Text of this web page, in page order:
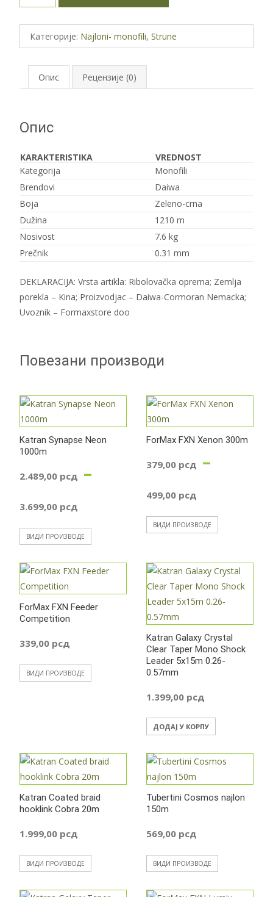
Duo
Carp
0.31mm
количина
Категорије: Najloni- monofili, Strune
Опис Рецензије (0)
Опис
KARAKTERISTIKA
VREDNOST
Kategorija
Monofili
Brendovi
Daiwa
Boja
Zeleno-crna
Dužina
1210 m
Nosivost
7.6 kg
Prečnik
0.31 mm
DEKLARACIJA: Vrsta artikla: Ribolovačka oprema; Zemlja
porekla – Kina; Proizvodjac – Daiwa-Cormoran Nemacka;
Uvoznik – Formaxstore doo
Повезани производи
Katran Synapse Neon
1000m
2.489,00 рсд –
3.699,00 рсд
цена:
од
2.489,00 рсд
3.699,00 рсд
ВИДИ ПРОИЗВОДЕ
ForMax FXN Xenon 300m
379,00 рсд –
499,00 рсд
цена:
379,00
499,00
ВИДИ ПРОИЗВОДЕ
ForMax FXN Feeder
Competition
339,00 рсд
ВИДИ ПРОИЗВОДЕ
Katran Galaxy Crystal
Clear Taper Mono Shock
Leader 5x15m 0.26-
0.57mm
1.399,00 рсд
ДОДАЈ У КОРПУ
Katran Coated braid
hooklink Cobra 20m
1.999,00 рсд
ВИДИ ПРОИЗВОДЕ
Tubertini Cosmos najlon
150m
569,00 рсд
ВИДИ ПРОИЗВОДЕ